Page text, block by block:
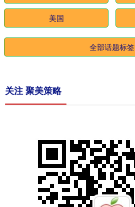
美国
全部话题标签
关注 聚美策略